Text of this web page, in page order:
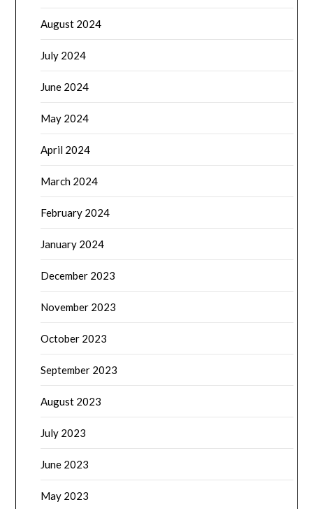
August 2024
July 2024
June 2024
May 2024
April 2024
March 2024
February 2024
January 2024
December 2023
November 2023
October 2023
September 2023
August 2023
July 2023
June 2023
May 2023